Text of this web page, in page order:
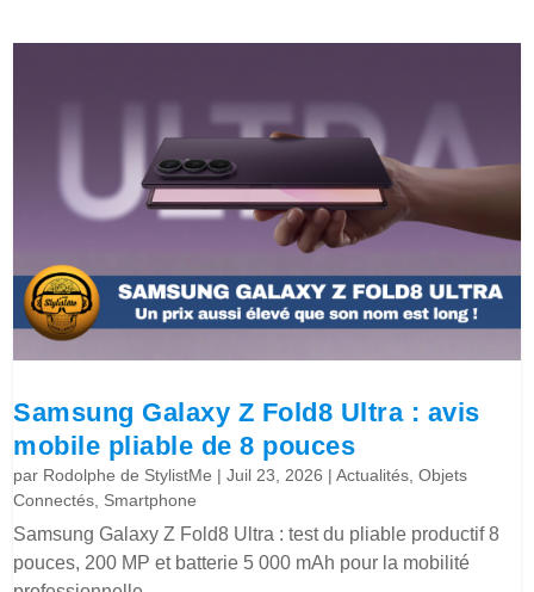
Samsung Galaxy Z Fold8 Ultra : avis
mobile pliable de 8 pouces
par Rodolphe de StylistMe |Juil 23, 2026 |Actualités ,Objets
Connectés Smartphone
Samsung Galaxy Z Fold8 Ultra : test du pliable productif 8
pouces, 200 MP et batterie 5 000 mAh pour la mobilité